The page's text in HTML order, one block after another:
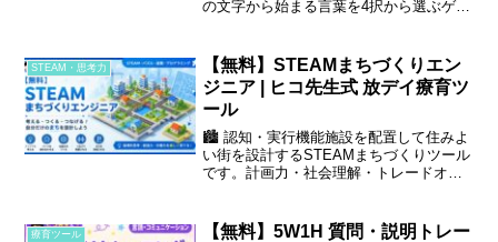
の文字から始まる言葉を4択から選ぶゲー
STEAM・思考力
【無料】STEAMまちづくりエン
ジニア | ヒコ先生式 放デイ療育ツ
ール
🏙️ 認知・実行機能施設を配置して住みよ
い街を設計するSTEAMまちづくりツール
です。計画力・社会理解・トレードオフ
療育ツール
【無料】5W1H 質問・説明トレー